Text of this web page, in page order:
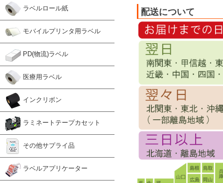
ラベルロール紙
モバイルプリンタ用ラベル
PD(物流)ラベル
医療用ラベル
インクリボン
ラミネートテープカセット
その他サプライ品
ラベルアプリケーター
配送について